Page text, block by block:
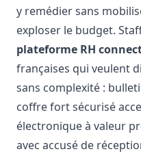
y remédier sans
exploser le budget.
plateforme RH
françaises qui veulent
sans complexité :
coffre fort sécurisé
électronique à valeur
avec accusé de